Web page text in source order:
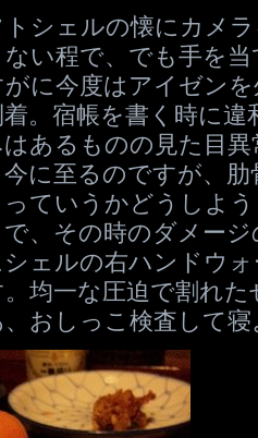
トシェルの懐にカメ
い程で、でも手を
がに今度はアイゼン
。宿帳を書く時に
あるものの見た目
に至るのですが、
ていうかどうしよ
、その時のダメー
ェルの右ハンドウ
均一な圧迫で割れ
、おしっこ検査して